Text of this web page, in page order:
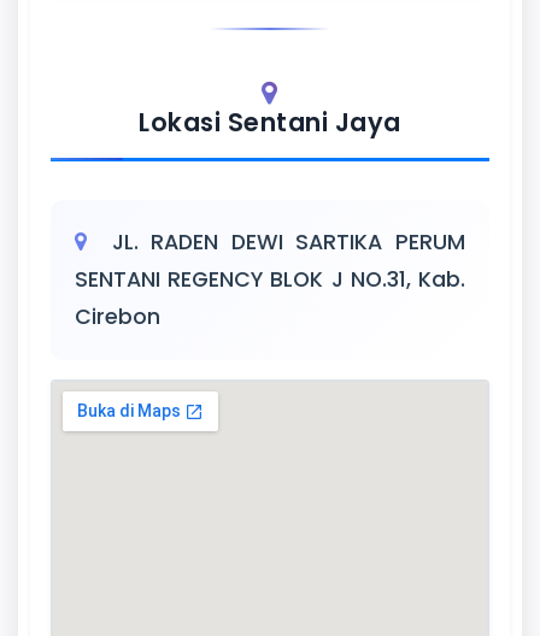
Lokasi Sentani Jaya
JL. RADEN DEWI SARTIKA PERUM
SENTANI REGENCY BLOK J NO.31, Kab.
Cirebon